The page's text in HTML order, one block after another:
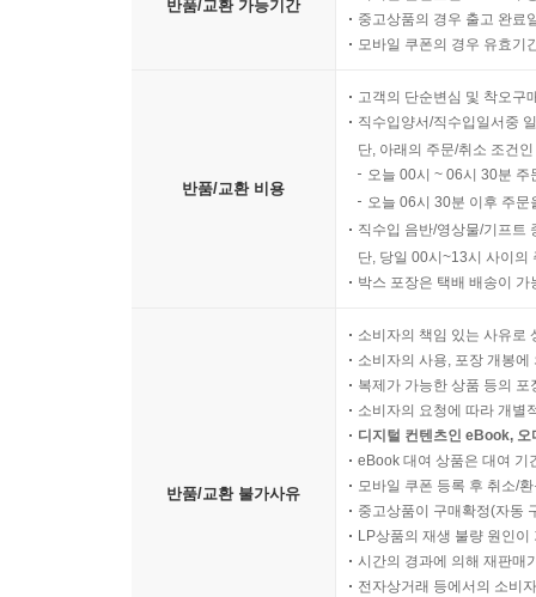
반품/교환 가능기간
중고상품의 경우 출고 완료
모바일 쿠폰의 경우 유효기
반품/교환 비용
고객의 단순변심 및 착오구
직수입양서/직수입일서중
단, 아래의 주문/취소 조건
오늘 00시 ~ 06시 30분
오늘 06시 30분 이후 주
직수입 음반/영상물/기프트
단, 당일 00시~13시 사이의
박스 포장은 택배 배송이
반품/교환 불가사유
소비자의 책임 있는 사유로
소비자의 사용, 포장 개봉
복제가 가능한 상품 등의
소비자의 요청에 따라 개별
디지털 컨텐츠인 eBook,
eBook 대여 상품은 대여 기
모바일 쿠폰 등록 후 취소/
중고상품이 구매확정(자동
LP상품의 재생 불량 원인
시간의 경과에 의해 재판매
전자상거래 등에서의 소비